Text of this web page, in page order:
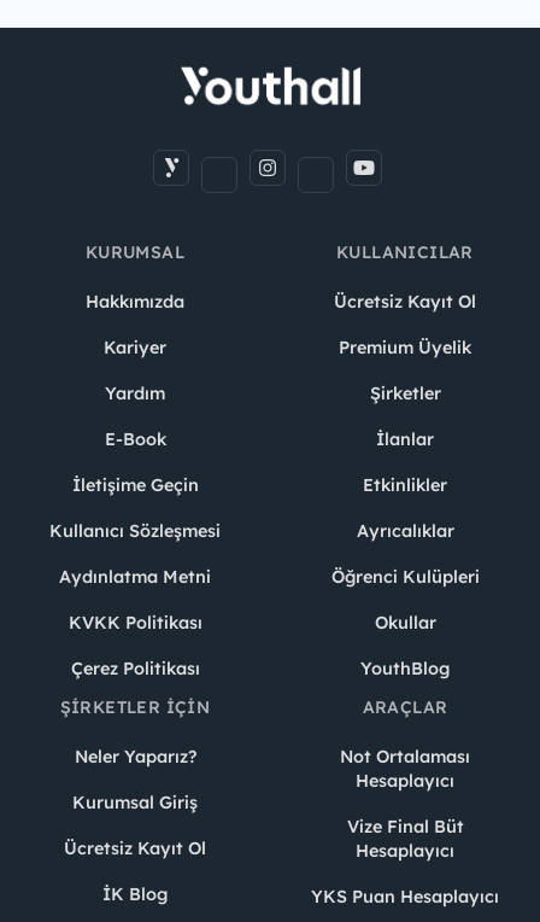
KURUMSAL
Hakkımızda
Kariyer
Yardım
E-Book
İletişime Geçin
Kullanıcı Sözleşmesi
Aydınlatma Metni
KVKK Politikası
Çerez Politikası
KULLANICILAR
Ücretsiz Kayıt Ol
Premium Üyelik
Şirketler
İlanlar
Etkinlikler
Ayrıcalıklar
Öğrenci Kulüpleri
Okullar
YouthBlog
ŞIRKETLER İÇIN
Neler Yaparız?
Kurumsal Giriş
Ücretsiz Kayıt Ol
İK Blog
ARAÇLAR
Not Ortalaması
Hesaplayıcı
Vize Final Büt
Hesaplayıcı
YKS Puan Hesaplayıcı